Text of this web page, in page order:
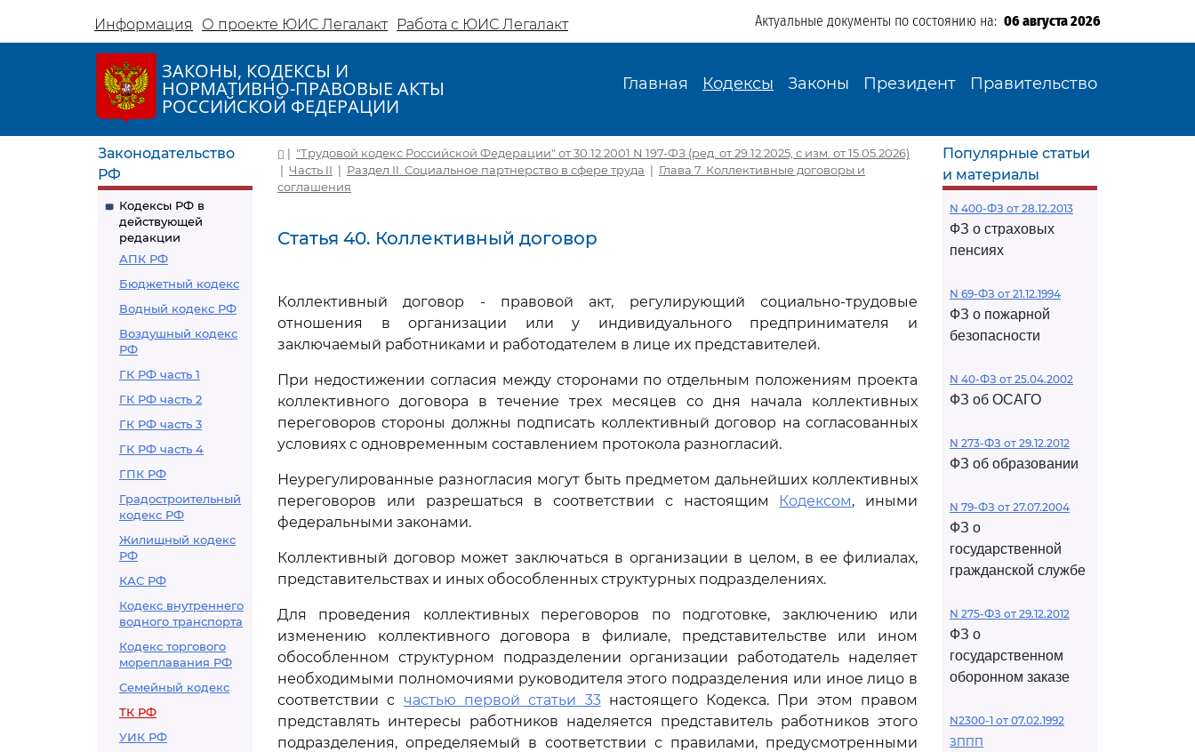
Информация О проекте ЮИС Легалакт Работа с ЮИС Легалакт Актуальные документы по состоянию на: 06 августа 2026
ЗАКОНЫ, КОДЕКСЫ И
НОРМАТИВНО-ПРАВОВЫЕ АКТЫ
РОССИЙСКОЙ ФЕДЕРАЦИИ
Главная Кодексы Законы Президент Правительство
Законодательство
РФ
Кодексы РФ в
действующей
редакции
АПК РФ
Бюджетный кодекс
Водный кодекс РФ
Воздушный кодекс
РФ
ГК РФ часть 1
ГК РФ часть 2
ГК РФ часть 3
ГК РФ часть 4
ГПК РФ
Градостроительный
кодекс РФ
Жилищный кодекс
РФ
КАС РФ
Кодекс внутреннего
водного транспорта
Кодекс торгового
мореплавания РФ
Семейный кодекс
ТК РФ
УИК РФ
| "Трудовой кодекс Российской Федерации" от 30.12.2001 N 197-ФЗ (ред. от 29.12.2025, с изм. от 15.05.2026)
| Часть II | Раздел II. Социальное партнерство в сфере труда | Глава 7. Коллективные договоры и
соглашения
Статья 40. Коллективный договор
Коллективный договор - правовой акт, регулирующий социально-трудовые
отношения в организации или у индивидуального предпринимателя и
заключаемый работниками и работодателем в лице их представителей.
При недостижении согласия между сторонами по отдельным положениям проекта
коллективного договора в течение трех месяцев со дня начала коллективных
переговоров стороны должны подписать коллективный договор на согласованных
условиях с одновременным составлением протокола разногласий.
Неурегулированные разногласия могут быть предметом дальнейших коллективных
переговоров или разрешаться в соответствии с настоящим Кодексом, иными
федеральными законами.
Коллективный договор может заключаться в организации в целом, в ее филиалах,
представительствах и иных обособленных структурных подразделениях.
Для проведения коллективных переговоров по подготовке, заключению или
изменению коллективного договора в филиале, представительстве или ином
обособленном структурном подразделении организации работодатель наделяет
необходимыми полномочиями руководителя этого подразделения или иное лицо в
соответствии с частью первой статьи 33настоящего Кодекса. При этом правом
представлять интересы работников наделяется представитель работников этого
подразделения, определяемый в соответствии с правилами, предусмотренными
Популярные статьи
и материалы
N 400-ФЗ от 28.12.2013
ФЗ о страховых
пенсиях
N 69-ФЗ от 21.12.1994
ФЗ о пожарной
безопасности
N 40-ФЗ от 25.04.2002
ФЗ об ОСАГО
N 273-ФЗ от 29.12.2012
ФЗ об образовании
N 79-ФЗ от 27.07.2004
ФЗ о
государственной
гражданской службе
N 275-ФЗ от 29.12.2012
ФЗ о
государственном
оборонном заказе
N2300-1 от 07.02.1992
ЗППП